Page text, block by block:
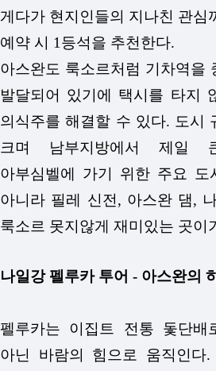
게다가 현지인들의 지나친 관심
예약 시 1등석을 추천한다.
아스완도 룩소르처럼 기차역을
발달되어 있기에 택시를 타지
의식주를 해결할 수 있다. 도시
크며 남부지방에서 제일
아부심벨에 가기 위한 주요
아니라 필레 신전, 아스완 댐,
룩소르 못지않게 재미있는 곳이
나일강 펠루카 투어 - 아스완의
펠루카는 이집트 전통 돛단배
아닌 바람의 힘으로 움직인다